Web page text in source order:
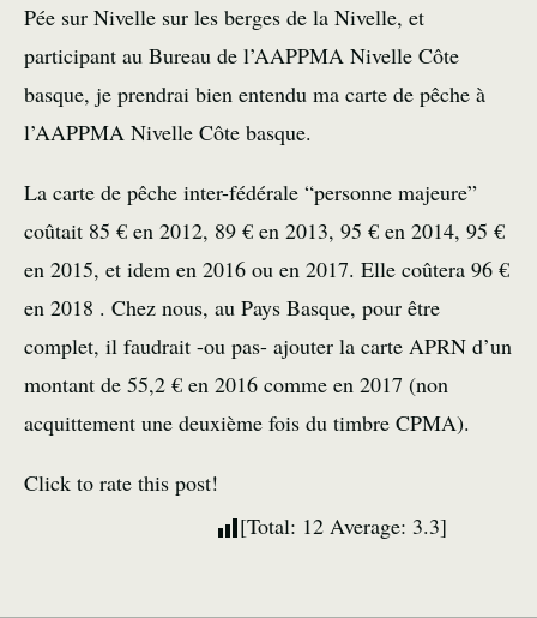
Pée sur Nivelle sur les berges de la Nivelle, et
participant au Bureau de l’AAPPMA Nivelle Côte
basque, je prendrai bien entendu ma carte de pêche à
l’AAPPMA Nivelle Côte basque.
La carte de pêche inter-fédérale “personne majeure”
coûtait 85 € en 2012, 89 € en 2013, 95 € en 2014, 95 €
en 2015, et idem en 2016 ou en 2017. Elle coûtera 96 €
en 2018 . Chez nous, au Pays Basque, pour être
complet, il faudrait -ou pas- ajouter la carte APRN d’un
montant de 55,2 € en 2016 comme en 2017 (non
acquittement une deuxième fois du timbre CPMA).
Click to rate this post!
[Total: 12 Average: 3.3]